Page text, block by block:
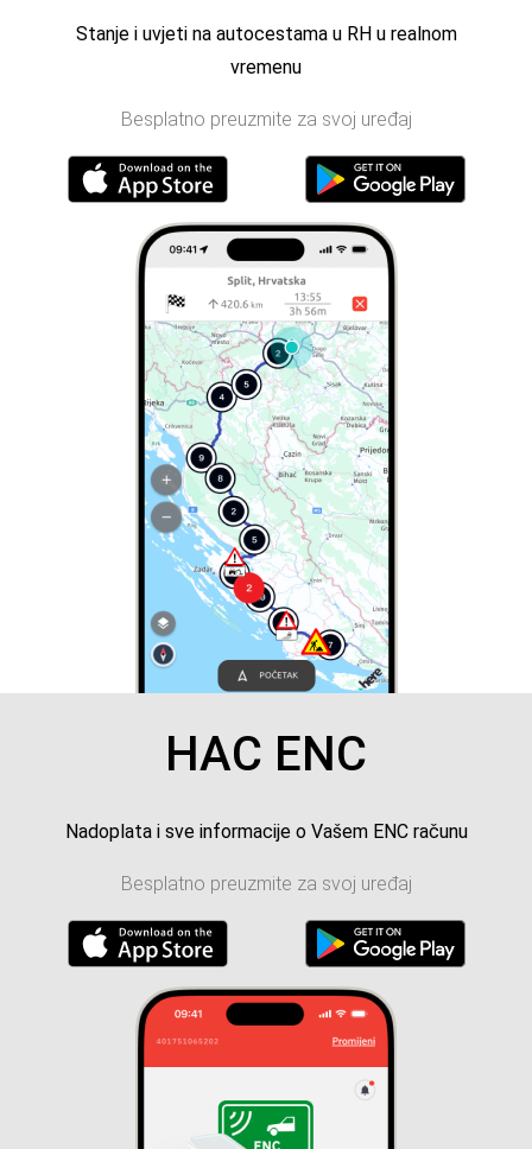
Stanje i uvjeti na autocestama u RH u realnom
vremenu
Besplatno preuzmite za svoj uređaj
HAC ENC
Nadoplata i sve informacije o Vašem ENC računu
Besplatno preuzmite za svoj uređaj